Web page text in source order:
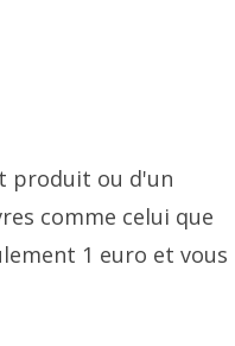
produit ou d'un
comme celui que
1 euro et vous